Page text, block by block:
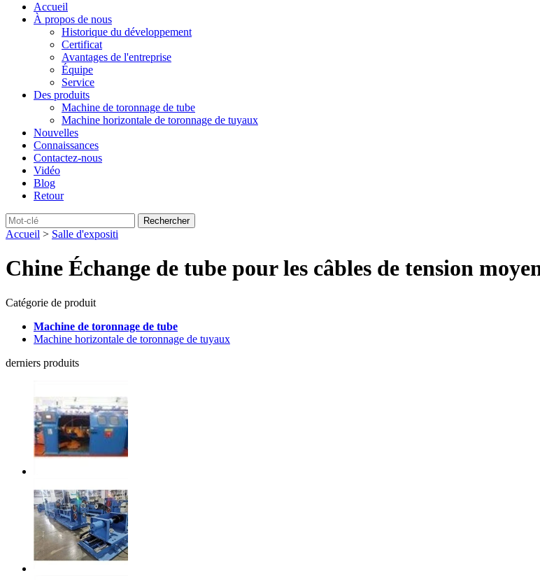
Accueil
À propos de nous
Historique du développement
Certificat
Avantages de l'entreprise
Équipe
Service
Des produits
Machine de toronnage de tube
Machine horizontale de toronnage de tuyaux
Nouvelles
Connaissances
Contactez-nous
Vidéo
Blog
Retour
Accueil > Salle d'expositi
Chine Échange de tube pour les câbles de tension
Catégorie de produit
Machine de toronnage de tube
Machine horizontale de toronnage de tuyaux
derniers produits